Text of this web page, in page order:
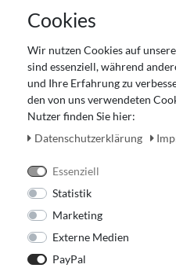
Zahlung
Unser
Cookies
Wir nutzen Cookies auf
sind essenziell, während
und Ihre Erfahrung zu
den von uns verwendeten
Nutzer finden Sie hier:
Daten­schutz­erklärung
Essenziell
Statistik
Marketing
Externe Medien
PayPal